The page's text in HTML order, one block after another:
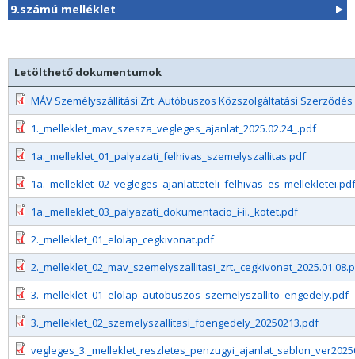
9.számú melléklet
Letölthető dokumentumok
MÁV Személyszállítási Zrt. Autóbuszos Közszolgáltatási Szerződés
1._melleklet_mav_szesza_vegleges_ajanlat_2025.02.24_.pdf
1a._melleklet_01_palyazati_felhivas_szemelyszallitas.pdf
1a._melleklet_02_vegleges_ajanlatteteli_felhivas_es_mellekletei.pdf
1a._melleklet_03_palyazati_dokumentacio_i-ii._kotet.pdf
2._melleklet_01_elolap_cegkivonat.pdf
3._melleklet_01_elolap_autobuszos_szemelyszallito_engedely.pdf
3._melleklet_02_szemelyszallitasi_foengedely_20250213.pdf